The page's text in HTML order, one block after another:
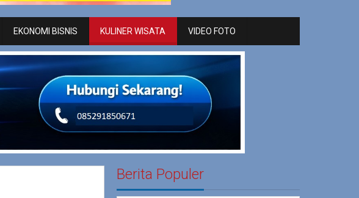
EKONOMI BISNIS KULINER WISATA VIDEO FOTO
Berita Populer